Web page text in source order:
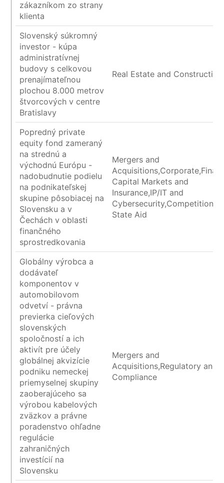
zákazníkom zo strany
klienta
Slovenský súkromný
investor - kúpa
administratívnej
budovy s celkovou
prenajímateľnou
plochou 8.000 metrov
štvorcových v centre
Bratislavy
Real Estate and Construction
Popredný private
equity fond zameraný
na strednú a
východnú Európu -
nadobudnutie podielu
na podnikateľskej
skupine pôsobiacej na
Slovensku a v
Čechách v oblasti
finančného
sprostredkovania
Mergers and
Capital Markets and
Insurance,IP/IT and
Cybersecurity,Competition
State Aid
Globálny výrobca a
dodávateľ
komponentov v
automobilovom
odvetví - právna
previerka cieľových
slovenských
spoločností a ich
aktivít pre účely
globálnej akvizície
podniku nemeckej
priemyselnej skupiny
zaoberajúceho sa
výrobou kabelových
zväzkov a právne
poradenstvo ohľadne
regulácie
zahraničných
investícií na
Slovensku
Mergers and
Acquisitions,Regulatory and
Compliance